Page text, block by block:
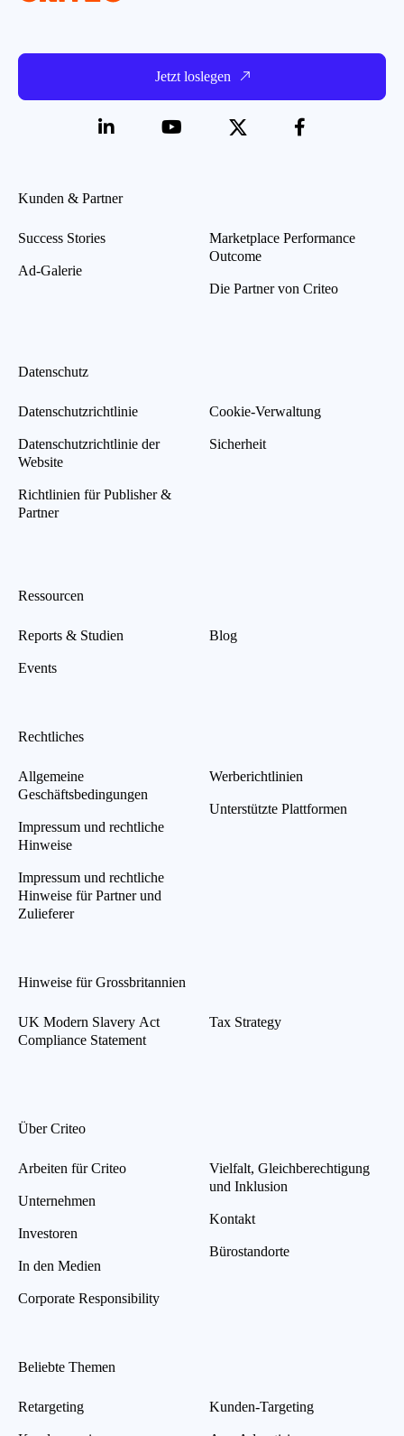
Jetzt loslegen
Kunden & Partner
Success Stories
Ad-Galerie
Marketplace Performance
Outcome
Die Partner von Criteo
Datenschutz
Datenschutzrichtlinie
Datenschutzrichtlinie der
Website
Richtlinien für Publisher &
Partner
Cookie-Verwaltung
Sicherheit
Ressourcen
Reports & Studien
Events
Blog
Rechtliches
Allgemeine
Geschäftsbedingungen
Impressum und rechtliche
Hinweise
Impressum und rechtliche
Hinweise für Partner und
Zulieferer
Werberichtlinien
Unterstützte Plattformen
Hinweise für Grossbritannien
UK Modern Slavery Act
Compliance Statement
Tax Strategy
Über Criteo
Arbeiten für Criteo
Unternehmen
Investoren
In den Medien
Corporate Responsibility
Vielfalt, Gleichberechtigung
und Inklusion
Kontakt
Bürostandorte
Beliebte Themen
Retargeting Kunden-Targeting